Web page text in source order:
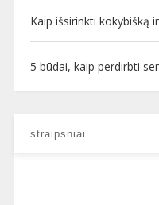
Kaip išsirinkti kokybišką
5 būdai, kaip perdirbti
straipsniai